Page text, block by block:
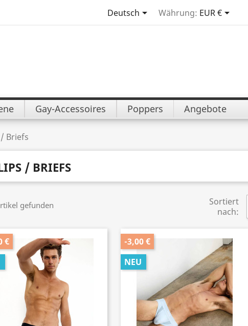
Deutsch Währung: EUR €
Gay-Accessoires Poppers Angebote
Briefs
/ BRIEFS
gefunden
Sortiert
nach:
€
-3,00 €
NEU